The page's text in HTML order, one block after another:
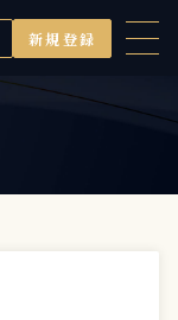
新規登録